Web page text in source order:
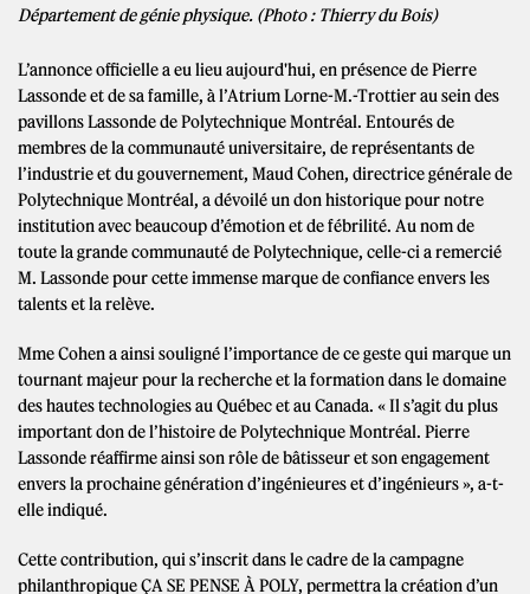
Département de génie physique. (Photo : Thierry du Bois)
L’annonce officielle a eu lieu aujourd'hui, en présence de Pierre
Lassonde et de sa famille, à l’Atrium Lorne-M.-Trottier au sein des
pavillons Lassonde de Polytechnique Montréal. Entourés de
membres de la communauté universitaire, de représentants de
l’industrie et du gouvernement, Maud Cohen, directrice générale de
Polytechnique Montréal, a dévoilé un don historique pour notre
institution avec beaucoup d’émotion et de fébrilité. Au nom de
toute la grande communauté de Polytechnique, celle-ci a remercié
M. Lassonde pour cette immense marque de confiance envers les
talents et la relève.
Mme Cohen a ainsi souligné l’importance de ce geste qui marque un
tournant majeur pour la recherche et la formation dans le domaine
des hautes technologies au Québec et au Canada. « Il s’agit du plus
important don de l’histoire de Polytechnique Montréal. Pierre
Lassonde réaffirme ainsi son rôle de bâtisseur et son engagement
envers la prochaine génération d’ingénieures et d’ingénieurs », a-t-
elle indiqué.
Cette contribution, qui s’inscrit dans le cadre de la campagne
philanthropique ÇA SE PENSE À POLY, permettra la création d’un